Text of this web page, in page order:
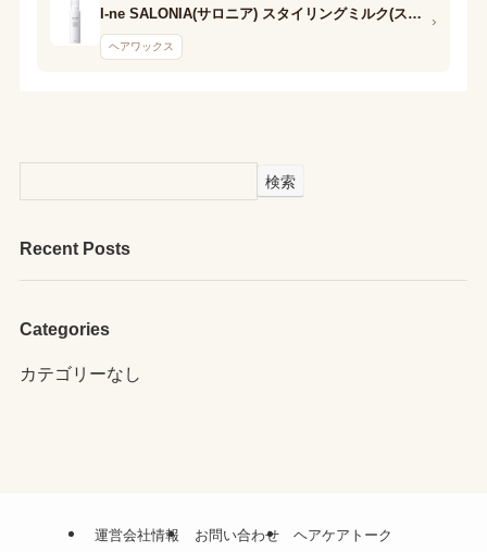
I-ne SALONIA(サロニア) スタイリングミルク(ストレート)
ヘアワックス
›
検索
Recent Posts
Categories
カテゴリーなし
運営会社情報 お問い合わせ ヘアケアトーク